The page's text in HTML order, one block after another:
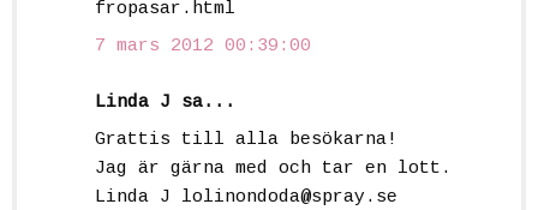
fropasar.html
7 mars 2012 00:39:00
Linda J sa...
Grattis till alla besökarna!
Jag är gärna med och tar en lott.
Linda J lolinondoda@spray.se